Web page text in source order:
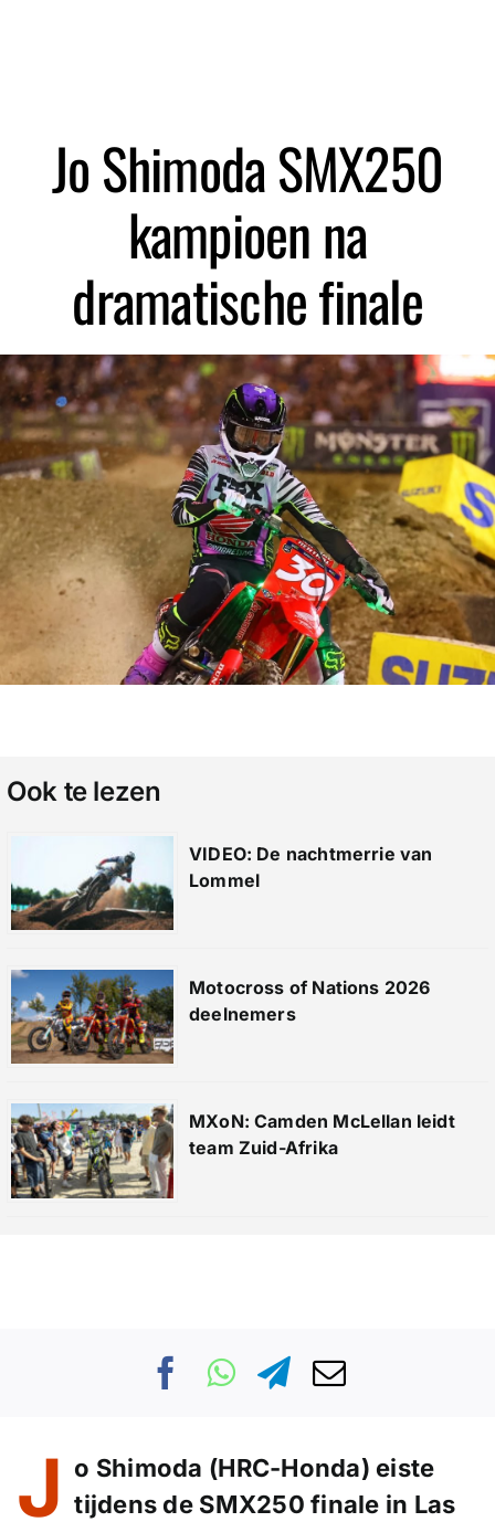
Jo Shimoda SMX250
kampioen na
dramatische finale
Ook te lezen
VIDEO: De nachtmerrie van
Lommel
Motocross of Nations 2026
deelnemers
MXoN: Camden McLellan leidt
team Zuid-Afrika
J o Shimoda (HRC-Honda) eiste
tijdens de SMX250 finale in Las